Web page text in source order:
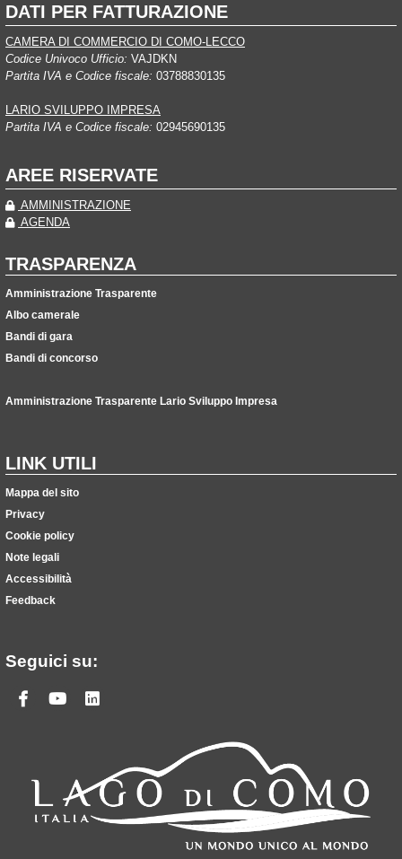
DATI PER FATTURAZIONE
CAMERA DI COMMERCIO DI COMO-LECCO
Codice Univoco Ufficio: VAJDKN
Partita IVA e Codice fiscale: 03788830135
LARIO SVILUPPO IMPRESA
Partita IVA e Codice fiscale: 02945690135
AREE RISERVATE
AMMINISTRAZIONE
AGENDA
TRASPARENZA
Amministrazione Trasparente
Albo camerale
Bandi di gara
Bandi di concorso
Amministrazione Trasparente Lario Sviluppo Impresa
LINK UTILI
Mappa del sito
Privacy
Cookie policy
Note legali
Accessibilità
Feedback
Seguici su:
Facebook
Youtube